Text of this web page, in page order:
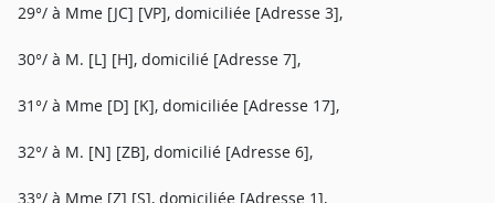
29°/ à Mme [JC] [VP], domiciliée [Adresse 3],
30°/ à M. [L] [H], domicilié [Adresse 7],
31°/ à Mme [D] [K], domiciliée [Adresse 17],
32°/ à M. [N] [ZB], domicilié [Adresse 6],
33°/ à Mme [Z] [S], domiciliée [Adresse 1],